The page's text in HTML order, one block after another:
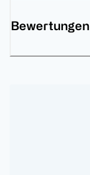
Bewertungen